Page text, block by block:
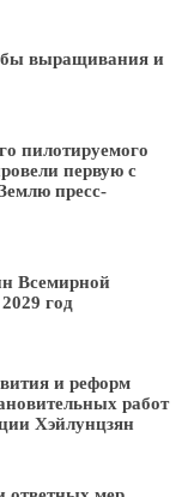
выращивания и
пилотируемого
первую с
пресс-
Всемирной
год
и реформ
работ
Хэйлунцзян